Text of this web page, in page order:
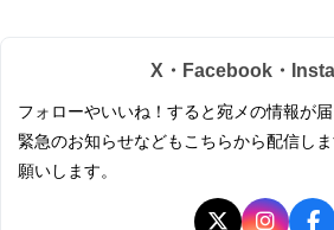
X・Facebook・
フォローやいいね！すると宛メの情報が届
緊急のお知らせなどもこちらから配信し
願いします。